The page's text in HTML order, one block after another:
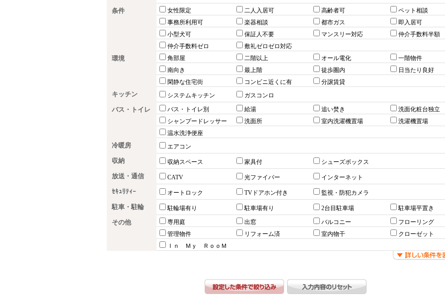
条件 女性限定 二人入居可 高齢者可
ペット相談
事務所利用可
楽器相談 都市ガス
即入居可
小型犬可
保証人不要 マンスリー対応
仲介手数料半額
仲介手数料ゼロ
敷礼ゼロゼロ対応
環境 角部屋 二階以上 オール電化
一階物件
南向き
最上階 徒歩圏内
日当たり良好
閑静な住宅街
コンビニ近くに有 分譲賃貸
キッチン システムキッチン ガスコンロ
バス・トイレ バス・トイレ別 給湯 追い焚き
洗面化粧台独立
シャンプードレッサー
洗面所 室内洗濯機置場
洗濯機置場
温水洗浄便座
冷暖房 エアコン
収納 収納スペース 家具付 シューズボックス
放送・通信 CATV 光ファイバー インターネット
ｾｷｭﾘﾃｨｰ オートロック TVドアホン付き 監視・防犯カメラ
駐車・駐輪 駐輪場有り 駐車場有り 2台目駐車場 駐車場平置き
その他 専用庭 出窓 バルコニー
フローリング
管理物件
リフォーム済 室内物干
クローゼット
Ｉｎ Ｍｙ ＲｏｏＭ